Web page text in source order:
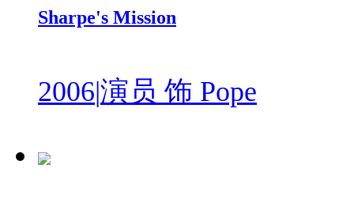
Sharpe's Mission
2006|演员 饰 Pope